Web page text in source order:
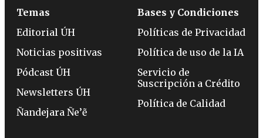
Temas
Editorial ÚH
Noticias positivas
Pódcast ÚH
Newsletters ÚH
Ñandejara Ñe’ẽ
Bases y Condiciones
Políticas de Privacidad
Política de uso de la IA
Servicio de
Suscripción a Crédito
Política de Calidad